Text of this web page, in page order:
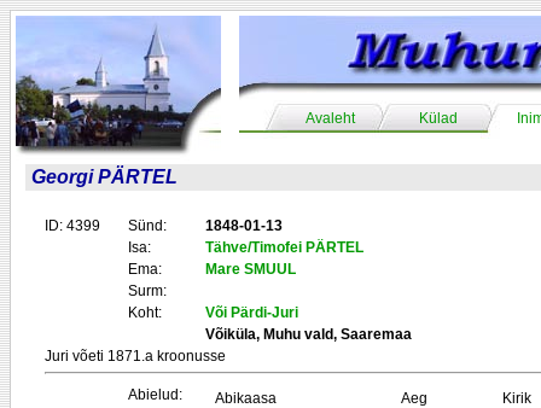
Avaleht Külad
Georgi PÄRTEL
ID: 4399 Sünd:
1848-01-13
Isa:
Tähve/Timofei PÄRTEL
Ema:
Mare SMUUL
Surm:
Koht:
Või Pärdi-Juri
Võiküla, Muhu vald, Saaremaa
Juri võeti 1871.a kroonusse
Abielud: Abikaasa Aeg
Kirik